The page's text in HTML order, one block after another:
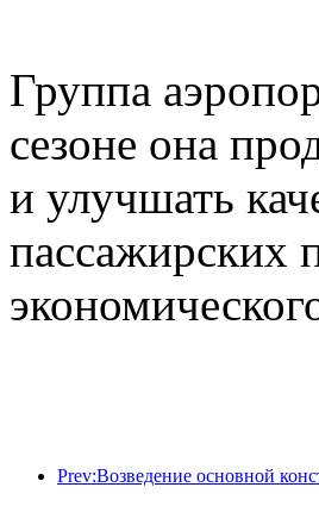
Группа
сезоне она
и улучшать
пассажирских